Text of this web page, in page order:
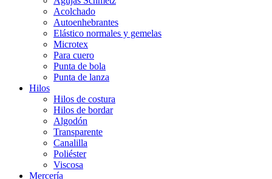
Acolchado
Autoenhebrantes
Elástico normales y gemelas
Microtex
Para cuero
Punta de bola
Punta de lanza
Hilos
Hilos de costura
Hilos de bordar
Algodón
Transparente
Canalilla
Poliéster
Viscosa
Mercería